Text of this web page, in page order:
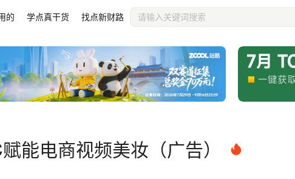
的 学点真干货 找点新财路
能电商视频美妆（广告）
）